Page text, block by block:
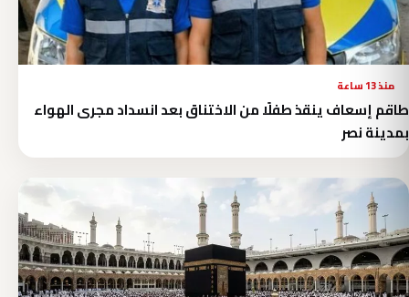
منذ 13 ساعة
طاقم إسعاف ينقذ طفلًا من الاختناق بعد انسداد مجرى الهواء
بمدينة نصر